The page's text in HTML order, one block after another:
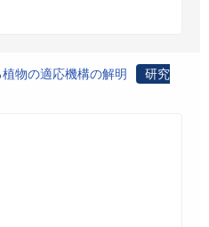
物の適応機構の解明
研究